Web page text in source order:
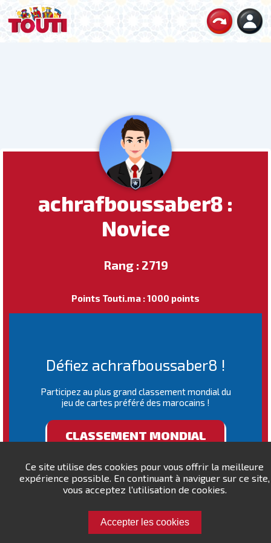
Ce site utilise des cookies pour vous offrir la meilleure
expérience possible. En continuant à naviguer sur ce site,
vous acceptez l'utilisation de cookies.
Accepter les cookies
achrafboussaber8 :
Novice
Rang : 2719
Points Touti.ma : 1000 points
Défiez achrafboussaber8 !
Participez au plus grand classement mondial du
jeu de cartes préféré des marocains !
CLASSEMENT MONDIAL